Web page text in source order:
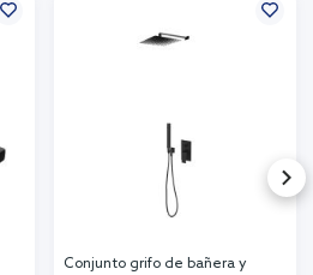
Conjunto grifo de bañera y